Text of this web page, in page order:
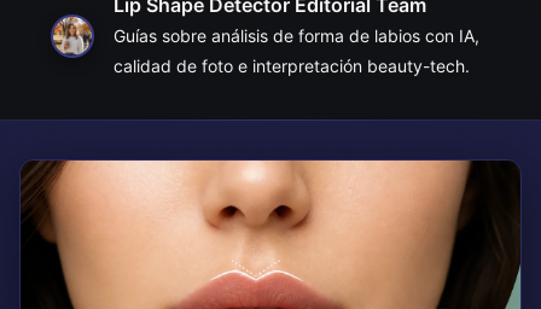
Lip Shape Detector Editorial Team
Guías sobre análisis de forma de labios con IA,
calidad de foto e interpretación beauty-tech.